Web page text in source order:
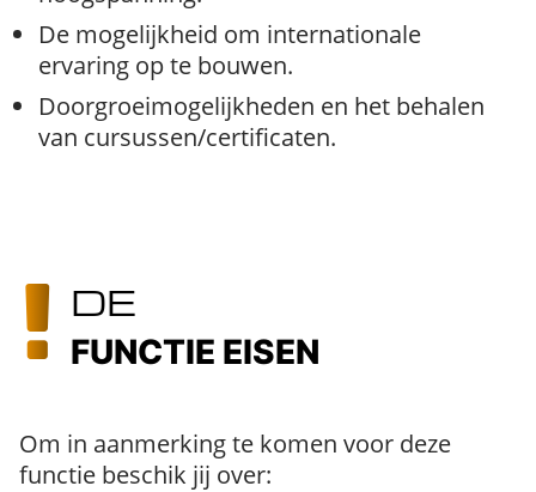
De mogelijkheid om internationale
ervaring op te bouwen.
Doorgroeimogelijkheden en het behalen
van cursussen/certificaten.
DE
FUNCTIE EISEN
Om in aanmerking te komen voor deze
functie beschik jij over: